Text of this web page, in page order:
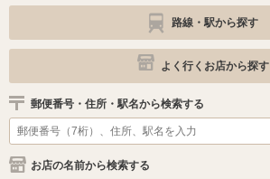
路線・駅から探す
よく行くお店から探す
郵便番号・住所・駅名から検索する
お店の名前から検索する